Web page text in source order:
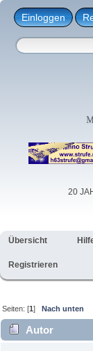
Einloggen
20
Übersicht
Registrieren
Seiten: [1]Nach unten
Autor